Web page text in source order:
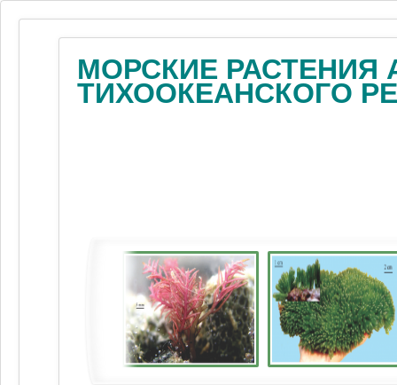
МОРСКИЕ РАСТЕНИЯ
ТИХООКЕАНСКОГО